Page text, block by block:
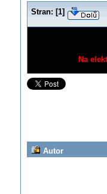
Stran: [1]
Na
Autor